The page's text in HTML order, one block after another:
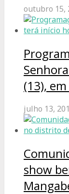
outubro 15,
(13),
julho 13,
show